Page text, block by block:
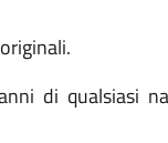
di qualsiasi